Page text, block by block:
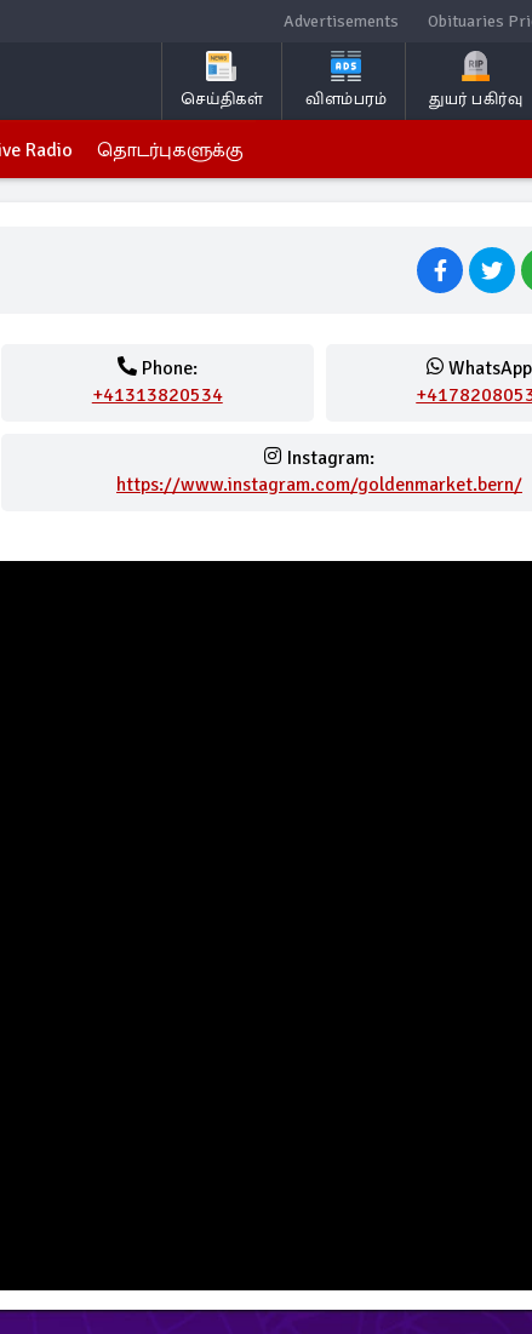
Advertisements Obituaries
செய்திகள் விளம்பரம் துயர் பகிர்வு
Radio தொடர்புகளுக்கு
Phone:
+41313820534
Instagram:
https://www.instagram.com/goldenmarket.bern/